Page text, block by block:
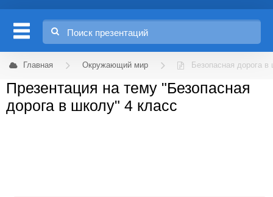
Главная Окружающий мир Безопасная дорога в
Презентация на тему "Безопасная
дорога в школу" 4 класс